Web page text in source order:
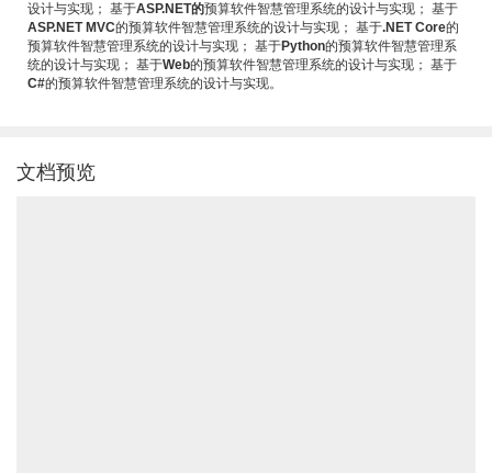
设计与实现 ； 基于ASP.NET的预算软件智慧管理系统的设计与实现 ； 基于
ASP.NET MVC的预算软件智慧管理系统的设计与实现 ； 基于.NET Core的
预算软件智慧管理系统的设计与实现 ； 基于Python的预算软件智慧管理系
统的设计与实现 ； 基于Web的预算软件智慧管理系统的设计与实现 ； 基于
C#的预算软件智慧管理系统的设计与实现。
文档预览